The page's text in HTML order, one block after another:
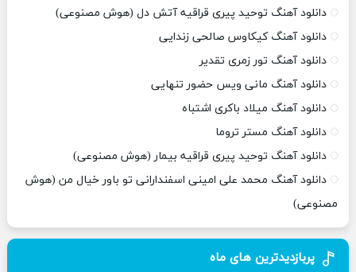
دانلود آهنگ توحید پیری قراقیه آتش دل (هوش مصنوعی)
دانلود آهنگ کیکاوس صالحی زندایی
دانلود آهنگ تور زمری تقدیر
دانلود آهنگ مانی ویس حضور تنهایی
دانلود آهنگ میلاد باکری اشتباه
دانلود آهنگ مستر تروما
دانلود آهنگ توحید پیری قراقیه بیمار (هوش مصنوعی)
دانلود آهنگ محمد علی امینی اسفندارانی تو باور خیال من (هوش
مصنوعی)
پربازدیدترین های ماه